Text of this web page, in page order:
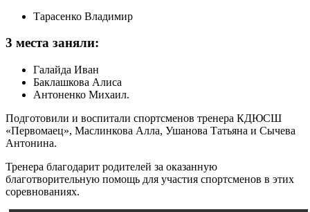
Тарасенко Владимир
3 места заняли:
Галайда Иван
Баклашкова Алиса
Антоненко Михаил.
Подготовили и воспитали спортсменов тренера КДЮСШ
«Первомаец», Маслинкова Алла, Ушанова Татьяна и Сычева
Антонина.
Тренера благодарит родителей за оказанную
благотворительную помощь для участия спортсменов в этих
соревнованиях.